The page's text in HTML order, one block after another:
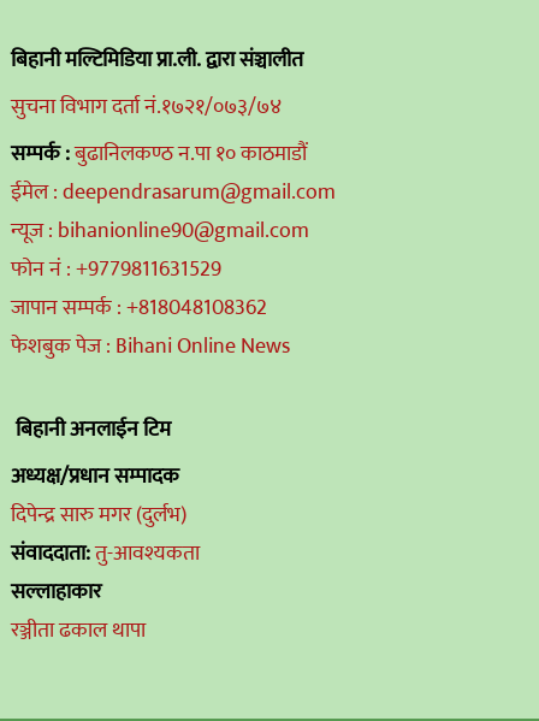
बिहानी मल्टिमिडिया प्रा.ली. द्वारा संञ्चालीत
सुचना विभाग दर्ता नं.१७२१/०७३/७४
सम्पर्क :बुढानिलकण्ठ न.पा १० काठमाडौं
ईमेल : deependrasarum@gmail.com
न्यूज : bihanionline90@gmail.com
फोन नं : +9779811631529
जापान सम्पर्क : +818048108362
फेशबुक पेज : Bihani Online News
बिहानी अनलाईन टिम
अध्यक्ष/प्रधान सम्पादक
दिपेन्द्र सारु मगर (दुर्लभ)
संवाददाता:तु-आवश्यकता
सल्लाहाकार
रञ्जीता ढकाल थापा